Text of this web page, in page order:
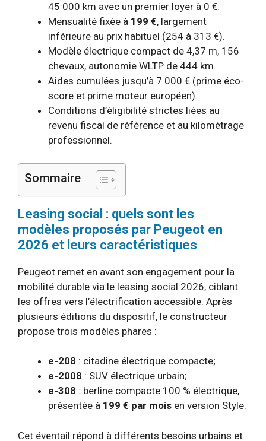
45 000 km avec un premier loyer à 0 €.
Mensualité fixée à 199 €, largement
inférieure au prix habituel (254 à 313 €).
Modèle électrique compact de 4,37 m, 156
chevaux, autonomie WLTP de 444 km.
Aides cumulées jusqu’à 7 000 € (prime éco-
score et prime moteur européen).
Conditions d’éligibilité strictes liées au
revenu fiscal de référence et au kilométrage
professionnel.
Sommaire
Leasing social : quels sont les
modèles proposés par Peugeot en
2026 et leurs caractéristiques
Peugeot remet en avant son engagement pour la
mobilité durable via le leasing social 2026, ciblant
les offres vers l’électrification accessible. Après
plusieurs éditions du dispositif, le constructeur
propose trois modèles phares :
e-208 : citadine électrique compacte;
e-2008 : SUV électrique urbain;
e-308 : berline compacte 100 % électrique,
présentée à 199 € par mois en version Style.
Cet éventail répond à différents besoins urbains et